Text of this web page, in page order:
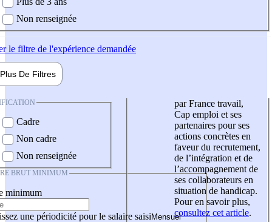
Non renseignée
le filtre de l'expérience demandée
Plus De Filtres
Cadre
Non cadre
Non renseignée
BRUT MINIMUM
minimum
une périodicité pour le salaire saisi
par France travail,
Cap emploi et ses
partenaires pour ses
actions concrètes en
faveur du recrutement,
de l’intégration et de
l’accompagnement de
ses collaborateurs en
situation de handicap.
Pour en savoir plus,
consultez cet article.